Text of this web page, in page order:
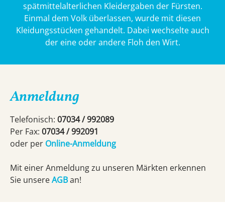
spätmittelalterlichen Kleidergaben der Fürsten.
Einmal dem Volk überlassen, wurde mit diesen
Kleidungsstücken gehandelt. Dabei wechselte auch
der eine oder andere Floh den Wirt.
Anmeldung
Telefonisch: 07034 / 992089
Per Fax: 07034 / 992091
oder per Online-Anmeldung
Mit einer Anmeldung zu unseren Märkten erkennen
Sie unsereAGBan!